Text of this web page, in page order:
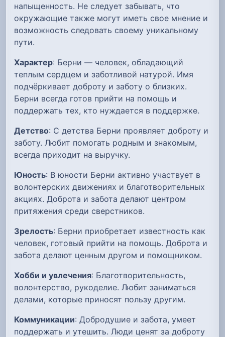
напыщенность. Не следует забывать, что
окружающие также могут иметь свое мнение и
возможность следовать своему уникальному
пути.
Характер: Берни — человек, обладающий
теплым сердцем и заботливой натурой. Имя
подчёркивает доброту и заботу о близких.
Берни всегда готов прийти на помощь и
поддержать тех, кто нуждается в поддержке.
Детство: С детства Берни проявляет доброту и
заботу. Любит помогать родным и знакомым,
всегда приходит на выручку.
Юность: В юности Берни активно участвует в
волонтерских движениях и благотворительных
акциях. Доброта и забота делают центром
притяжения среди сверстников.
Зрелость: Берни приобретает известность как
человек, готовый прийти на помощь. Доброта и
забота делают ценным другом и помощником.
Хобби и увлечения: Благотворительность,
волонтерство, рукоделие. Любит заниматься
делами, которые приносят пользу другим.
Коммуникации: Добродушие и забота, умеет
поддержать и утешить. Люди ценят за доброту